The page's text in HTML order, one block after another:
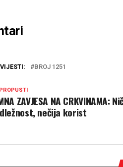
BROJ 1251
ZAVJESA NA CRKVINAMA:
nečija korist